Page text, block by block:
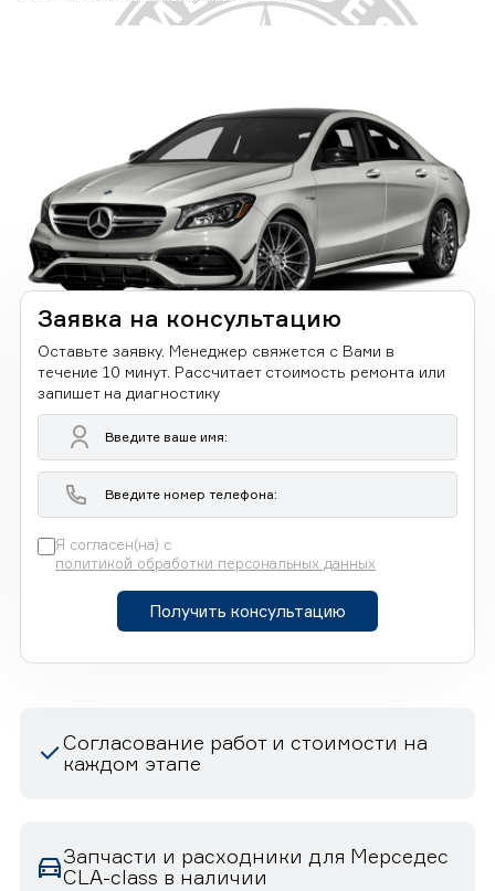
Заявка на консультацию
Оставьте заявку. Менеджер свяжется с Вами в
течение 10 минут. Рассчитает стоимость ремонта или
запишет на диагностику
Я согласен(на) с
политикой обработки персональных данных
Получить консультацию
Согласование работ и стоимости на
каждом этапе
Запчасти и расходники для Мерседес
CLA-class в наличии